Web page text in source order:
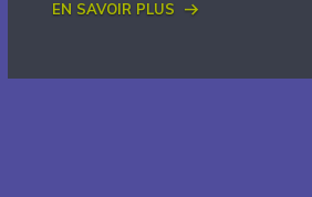
En savoir plus